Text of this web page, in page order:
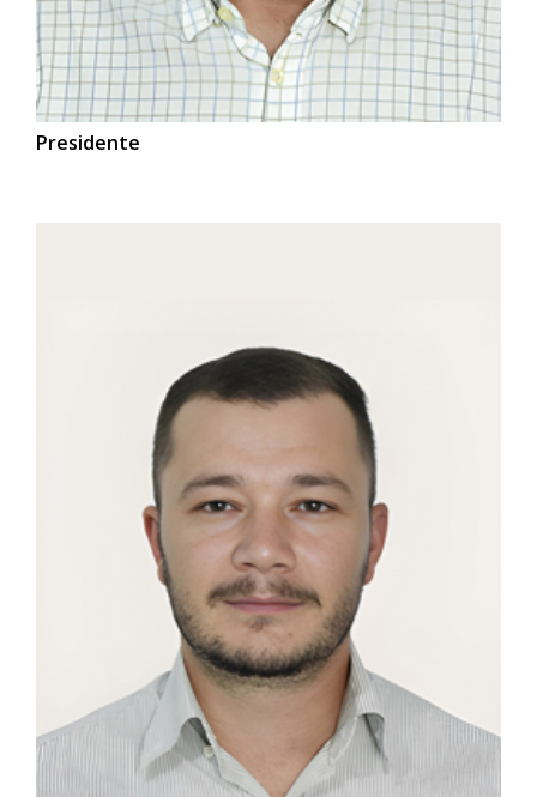
Presidente